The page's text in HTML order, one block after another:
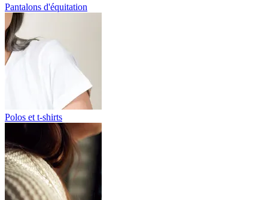
Pantalons d'équitation
Polos et t-shirts